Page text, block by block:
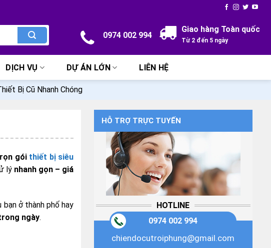
0974 002 994
Giao hàng Toàn quốc
Từ 2 đến 5 ngày
DỊCH VỤ DỰ ÁN LỚN LIÊN HỆ
Bị Cũ Nhanh Chóng
gói thiết bị siêu
lý nhanh gọn – giá
bạn ở thành phố hay
ngày.
HỖ TRỢ TRỰC TUYẾN
HOTLINE
0974 002 994
chiendocutroiphung@gmail.com